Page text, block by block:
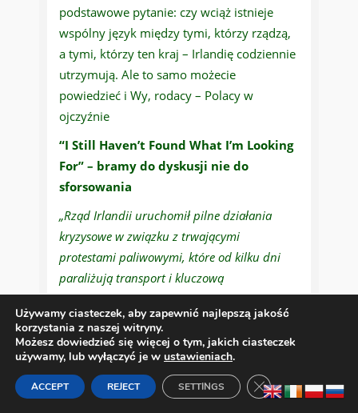
podstawowe pytanie: czy wciąż istnieje
wspólny język między tymi, którzy rządzą,
a tymi, którzy ten kraj – Irlandię codziennie
utrzymują. Ale to samo możecie
powiedzieć i Wy, rodacy – Polacy w
ojczyźnie
“I Still Haven’t Found What I’m Looking
For” – bramy do dyskusji nie do
sforsowania
„Rząd Irlandii uruchomił pilne działania
kryzysowe w związku z trwającymi
protestami paliwowymi, które od kilku dni
paraliżują transport i kluczową
infrastrukturę w kraju. W Dublinie ponownie
zebrał się National Emergency Coordination
Group (NECG), który koordynuje odpowiedź
państwa na eskalujący kryzys.”– tak donoszą
publiczne irlandzkie media z RTE na czele,
którym obywatele nie dowierzają. Twierdzą
Używamy ciasteczek, aby zapewnić najlepszą jakość
korzystania z naszej witryny.
Możesz dowiedzieć się więcej o tym, jakich ciasteczek
używamy, lub wyłączyć je w ustawieniach.
ACCEPT REJECT SETTINGS Zamknij panel